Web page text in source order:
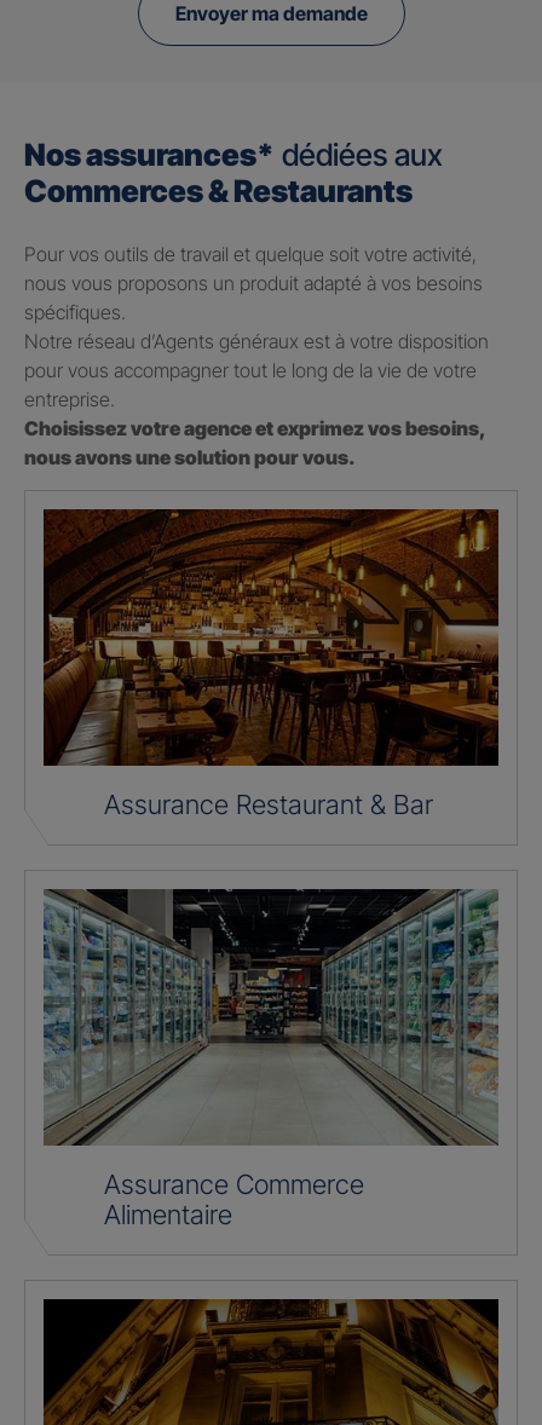
Envoyer ma demande
Nos assurances* dédiées aux
Commerces & Restaurants
Pour vos outils de travail et quelque soit votre activité,
nous vous proposons un produit adapté à vos besoins
spécifiques.
Notre réseau d’Agents généraux est à votre disposition
pour vous accompagner tout le long de la vie de votre
entreprise.
Choisissez votre agence et exprimez vos besoins,
nous avons une solution pour vous.
Assurance Restaurant & Bar
Assurance Commerce
Alimentaire